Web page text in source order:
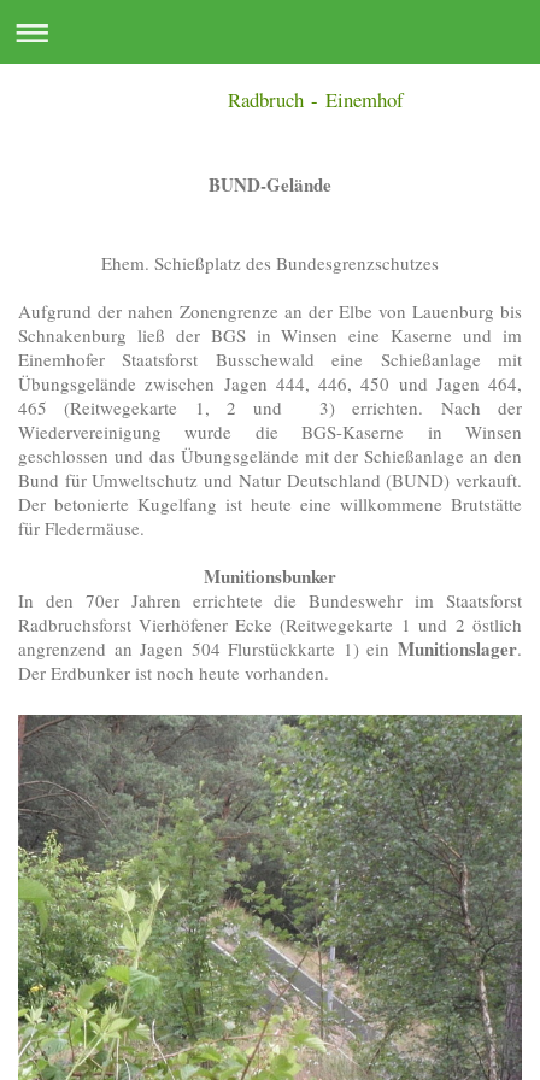
Radbruch - Einemhof
BUND-Gelände
Ehem. Schießplatz des Bundesgrenzschutzes
Aufgrund der nahen Zonengrenze an der Elbe von Lauenburg bis
Schnakenburg ließ der BGS in Winsen eine Kaserne und im
Einemhofer Staatsforst Busschewald eine Schießanlage mit
Übungsgelände zwischen Jagen 444, 446, 450 und Jagen 464,
465 (Reitwegekarte 1, 2 und 3) errichten. Nach der
Wiedervereinigung wurde die BGS-Kaserne in Winsen
geschlossen und das Übungsgelände mit der Schießanlage an den
Bund für Umweltschutz und Natur Deutschland (BUND) verkauft.
Der betonierte Kugelfang ist heute eine willkommene Brutstätte
für Fledermäuse.
Munitionsbunker
In den 70er Jahren errichtete die Bundeswehr im Staatsforst
Radbruchsforst Vierhöfener Ecke (Reitwegekarte 1 und 2 östlich
angrenzend an Jagen 504 Flurstückkarte 1) ein Munitionslager.
Der Erdbunker ist noch heute vorhanden.